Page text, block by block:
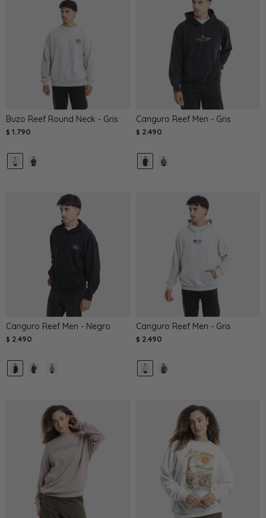
Buzo Reef Round Neck - Gris
$ 1.790
Canguro Reef Men - Gris
$ 2.490
Canguro Reef Men - Negro
$ 2.490
Canguro Reef Men - Gris
$ 2.490